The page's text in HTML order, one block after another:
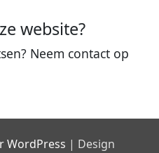
website?
Neem contact op
WordPress | Design